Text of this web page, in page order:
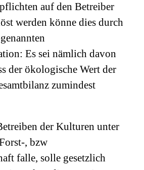
auf den Betreiber
werden könne dies durch
Es sei nämlich davon
der ökologische Wert der
zumindest
der Kulturen unter
, bzw
falle, solle gesetzlich